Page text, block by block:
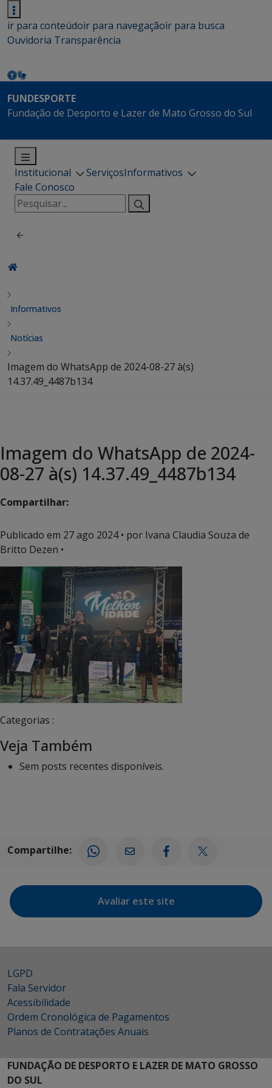
ir para conteúdoir para navegaçãoir para busca
Ouvidoria Transparência
FUNDESPORTE
Fundação de Desporto e Lazer de Mato Grosso do Sul
Institucional ServiçosInformativos
Fale Conosco
Pesquisar
por:
Informativos
Notícias
Imagem do WhatsApp de 2024-08-27 à(s)
14.37.49_4487b134
Imagem do WhatsApp de 2024-
08-27 à(s) 14.37.49_4487b134
Compartilhar:
Publicado em 27 ago 2024• por Ivana Claudia Souza de
Britto Dezen •
Categorias :
Veja Também
Sem posts recentes disponíveis.
Compartilhe:
Avaliar este site
LGPD
Fala Servidor
Acessibilidade
Ordem Cronológica de Pagamentos
Planos de Contratações Anuais
FUNDAÇÃO DE DESPORTO E LAZER DE MATO GROSSO
DO SUL